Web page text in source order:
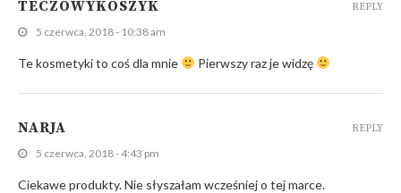
TECZOWYKOSZYK
5 czerwca, 2018 - 10:38 am
Te kosmetyki to coś dla mnie Pierwszy raz je widzę
REPLY
NARJA
5 czerwca, 2018 - 4:43 pm
Ciekawe produkty. Nie słyszałam wcześniej o tej marce.
REPLY